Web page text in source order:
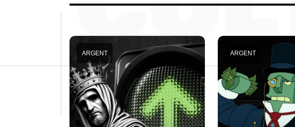
ARGENT ARGENT